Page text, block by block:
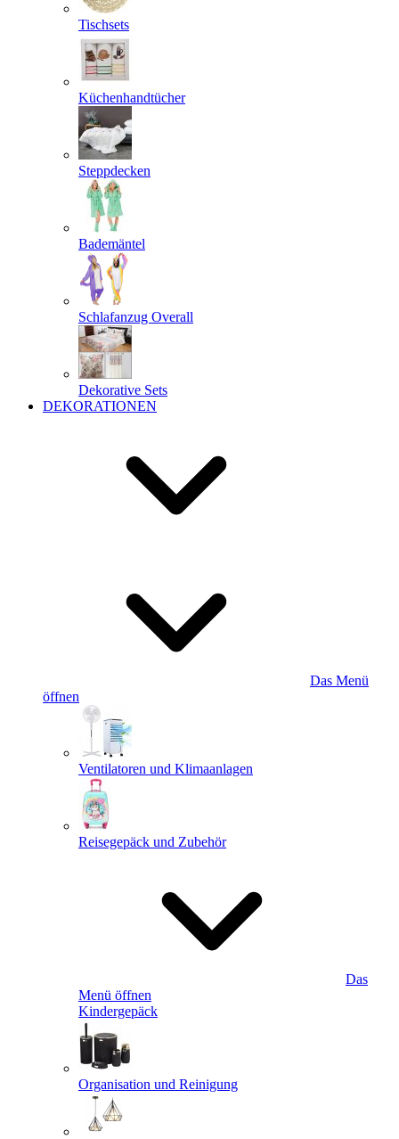
Tischsets
Küchenhandtücher
Steppdecken
Bademäntel
Schlafanzug Overall
Dekorative Sets
DEKORATIONEN
Das Menü
öffnen
Ventilatoren und Klimaanlagen
Reisegepäck und Zubehör
Das
Menü öffnen
Kindergepäck
Organisation und Reinigung